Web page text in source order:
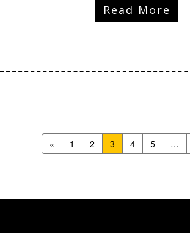
Read More
« 1 2 3 4 5 …